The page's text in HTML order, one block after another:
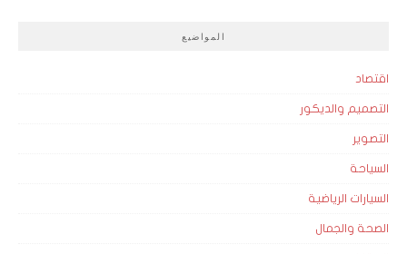
المواضيع
اقتصاد
التصميم والديكور
التصوير
السياحة
السيارات الرياضية
الصحة والجمال